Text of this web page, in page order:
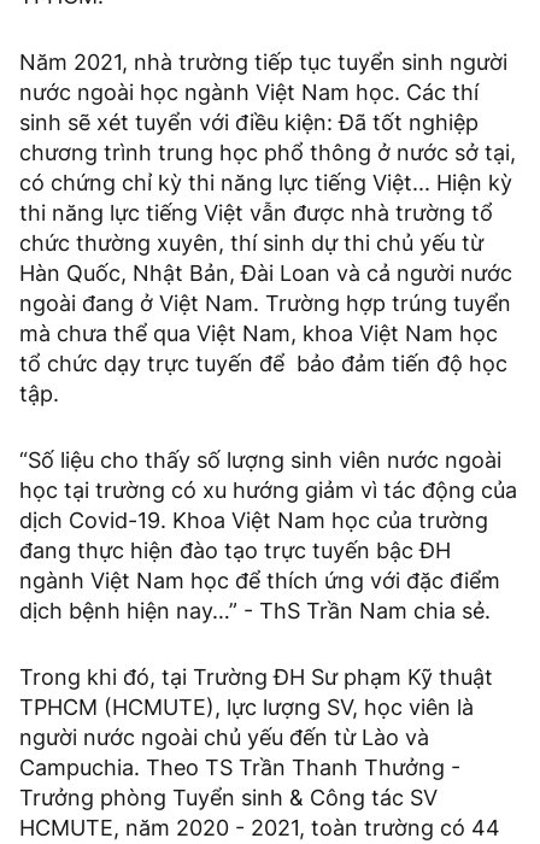
Năm 2021, nhà trường tiếp tục tuyển sinh người
nước ngoài học ngành Việt Nam học. Các thí
sinh sẽ xét tuyển với điều kiện: Đã tốt nghiệp
chương trình trung học phổ thông ở nước sở tại,
có chứng chỉ kỳ thi năng lực tiếng Việt... Hiện kỳ
thi năng lực tiếng Việt vẫn được nhà trường tổ
chức thường xuyên, thí sinh dự thi chủ yếu từ
Hàn Quốc, Nhật Bản, Đài Loan và cả người nước
ngoài đang ở Việt Nam. Trường hợp trúng tuyển
mà chưa thể qua Việt Nam, khoa Việt Nam học
tổ chức dạy trực tuyến để bảo đảm tiến độ học
tập.
“Số liệu cho thấy số lượng sinh viên nước ngoài
học tại trường có xu hướng giảm vì tác động của
dịch Covid-19. Khoa Việt Nam học của trường
đang thực hiện đào tạo trực tuyến bậc ĐH
ngành Việt Nam học để thích ứng với đặc điểm
dịch bệnh hiện nay…” - ThS Trần Nam chia sẻ.
Trong khi đó, tại Trường ĐH Sư phạm Kỹ thuật
TPHCM (HCMUTE), lực lượng SV, học viên là
người nước ngoài chủ yếu đến từ Lào và
Campuchia. Theo TS Trần Thanh Thưởng -
Trưởng phòng Tuyển sinh & Công tác SV
HCMUTE, năm 2020 - 2021, toàn trường có 44